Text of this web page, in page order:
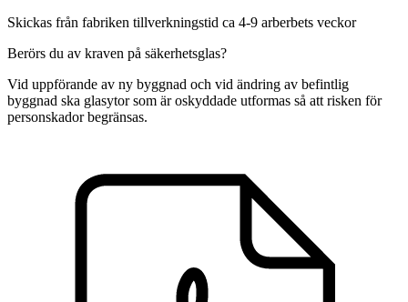
Skickas från fabriken tillverkningstid ca 4-9 arberbets veckor
Berörs du av kraven på säkerhetsglas?
Vid uppförande av ny byggnad och vid ändring av befintlig
byggnad ska glasytor som är oskyddade utformas så att risken för
personskador begränsas.